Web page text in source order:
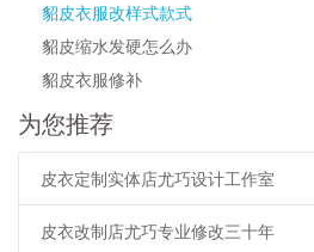
貂皮衣服改样式款式
貂皮缩水发硬怎么办
貂皮衣服修补
为您推荐
皮衣定制实体店尤巧设计工作室
皮衣改制店尤巧专业修改三十年